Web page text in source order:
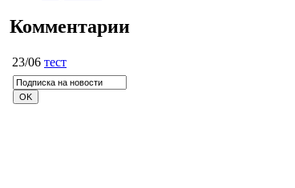
Комментарии
23/06 тест